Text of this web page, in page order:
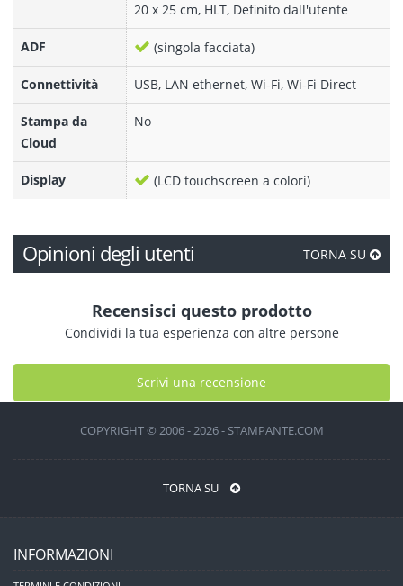
20 x 25 cm, HLT, Definito dall'utente
ADF (singola facciata)
Connettività USB, LAN ethernet, Wi-Fi, Wi-Fi Direct
Stampa da
Cloud
No
Display (LCD touchscreen a colori)
Opinioni degli utenti TORNA SU
Recensisci questo prodotto
Condividi la tua esperienza con altre persone
Scrivi una recensione
COPYRIGHT © 2006 - 2026 - STAMPANTE.COM
TORNA SU
INFORMAZIONI